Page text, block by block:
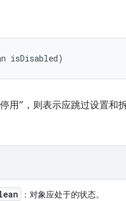
isDisabled)
用”，则表示应跳过设置
：对象应处于的状态。